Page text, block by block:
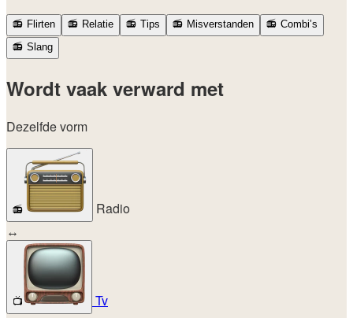
📻 Flirten 📻 Relatie 📻 Tips 📻 Misverstanden 📻 Combi’s
📻 Slang
Wordt vaak verward met
Dezelfde vorm
📻
Radio
↔
📺
Tv